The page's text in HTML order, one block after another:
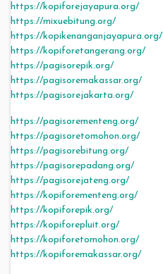
https://kopiforejayapura.org/
https://mixuebitung.org/
https://kopikenanganjayapura.org/
https://kopiforetangerang.org/
https://pagisorepik.org/
https://pagisoremakassar.org/
https://pagisorejakarta.org/
https://pagisorementeng.org/
https://pagisoretomohon.org/
https://pagisorebitung.org/
https://pagisorepadang.org/
https://pagisorejateng.org/
https://kopiforementeng.org/
https://kopiforepik.org/
https://kopiforepluit.org/
https://kopiforetomohon.org/
https://kopiforemakassar.org/